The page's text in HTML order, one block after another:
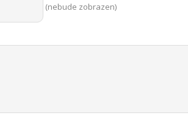
(nebude zobrazen)